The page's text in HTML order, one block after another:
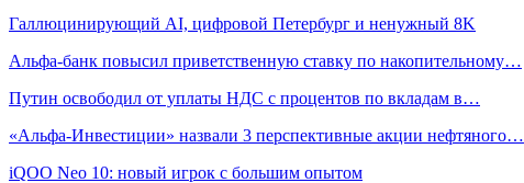
Галлюцинирующий AI, цифровой Петербург и ненужный 8K
Альфа-банк повысил приветственную ставку по накопительному…
Путин освободил от уплаты НДС с процентов по вкладам в…
«Альфа-Инвестиции» назвали 3 перспективные акции нефтяного…
iQOO Neo 10: новый игрок с большим опытом